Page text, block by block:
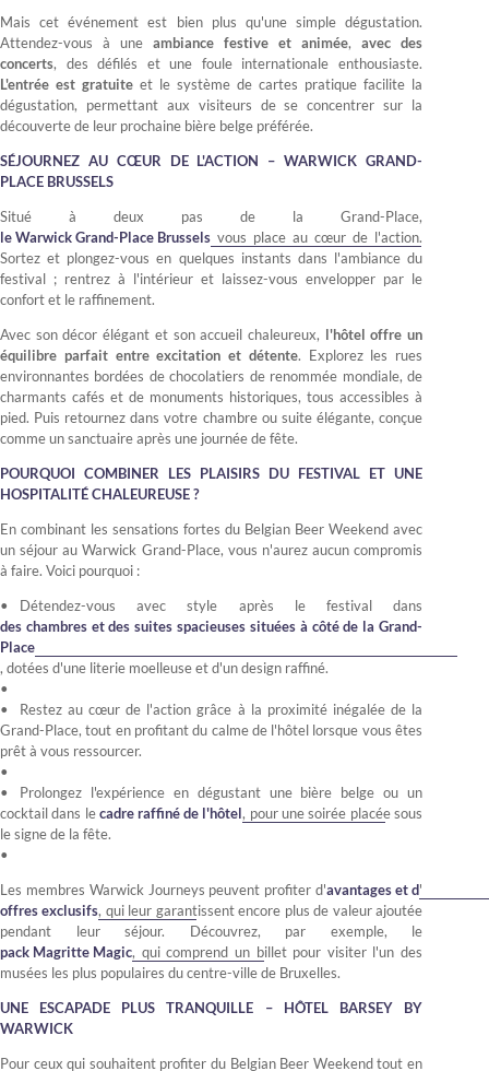
Mais cet événement est bien plus qu'une simple dégustation.
Attendez-vous à une ambiance festive et animée, avec des
concerts, des défilés et une foule internationale enthousiaste.
L'entrée est gratuite et le système de cartes pratique facilite la
dégustation, permettant aux visiteurs de se concentrer sur la
découverte de leur prochaine bière belge préférée.
SÉJOURNEZ AU CŒUR DE L'ACTION – WARWICK GRAND-
PLACE BRUSSELS
Situé à deux pas de la Grand-Place,
le Warwick Grand-Place Brussels vous place au cœur de l'action.
Sortez et plongez-vous en quelques instants dans l'ambiance du
festival ; rentrez à l'intérieur et laissez-vous envelopper par le
confort et le raffinement.
Avec son décor élégant et son accueil chaleureux, l'hôtel offre un
équilibre parfait entre excitation et détente. Explorez les rues
environnantes bordées de chocolatiers de renommée mondiale, de
charmants cafés et de monuments historiques, tous accessibles à
pied. Puis retournez dans votre chambre ou suite élégante, conçue
comme un sanctuaire après une journée de fête.
POURQUOI COMBINER LES PLAISIRS DU FESTIVAL ET UNE
HOSPITALITÉ CHALEUREUSE ?
En combinant les sensations fortes du Belgian Beer Weekend avec
un séjour au Warwick Grand-Place, vous n'aurez aucun compromis
à faire. Voici pourquoi :
Détendez-vous avec style après le festival dans
des chambres et des suites spacieuses situées à côté de la Grand-
Place
, dotées d'une literie moelleuse et d'un design raffiné.
Restez au cœur de l'action grâce à la proximité inégalée de la
Grand-Place, tout en profitant du calme de l'hôtel lorsque vous êtes
prêt à vous ressourcer.
Prolongez l'expérience en dégustant une bière belge ou un
cocktail dans lecadre raffiné de l'hôtel, pour une soirée placée sous
le signe de la fête.
Les membres Warwick Journeys peuvent profiter d'avantages et d'
offres exclusifs, qui leur garantissent encore plus de valeur ajoutée
pendant leur séjour. Découvrez, par exemple, le
pack Magritte Magic, qui comprend un billet pour visiter l'un des
musées les plus populaires du centre-ville de Bruxelles.
UNE ESCAPADE PLUS TRANQUILLE – HÔTEL BARSEY BY
WARWICK
Pour ceux qui souhaitent profiter du Belgian Beer Weekend tout en